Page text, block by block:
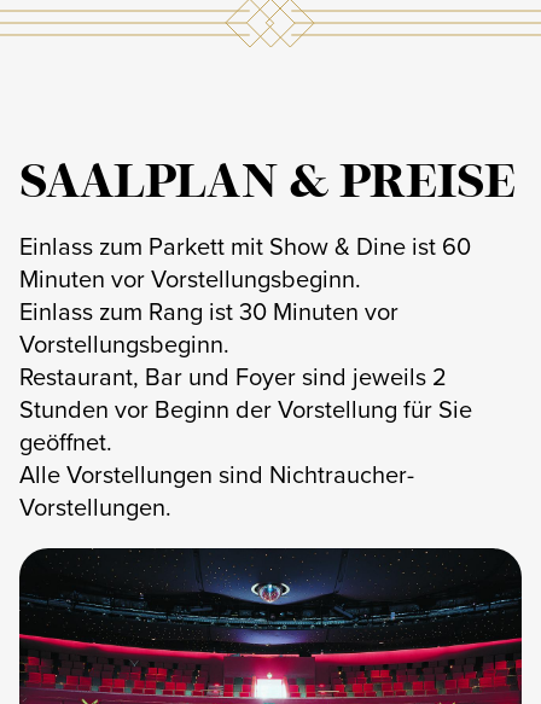
SAALPLAN & PREISE
Einlass zum Parkett mit Show & Dine ist 60
Minuten vor Vorstellungsbeginn.
Einlass zum Rang ist 30 Minuten vor
Vorstellungsbeginn.
Restaurant, Bar und Foyer sind jeweils 2
Stunden vor Beginn der Vorstellung für Sie
geöffnet.
Alle Vorstellungen sind Nichtraucher-
Vorstellungen.